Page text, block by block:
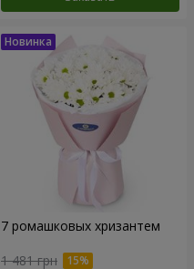
7 ромашковых хризантем
1 481 грн